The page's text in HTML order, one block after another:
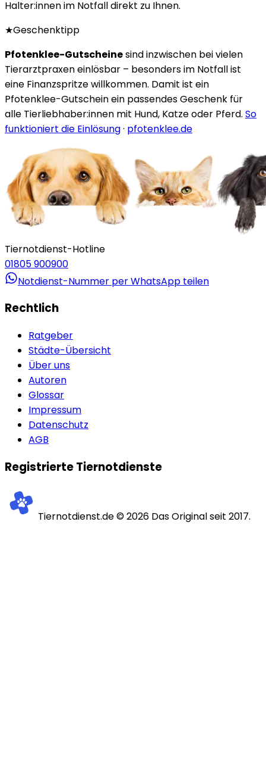
Halter:innen im Notfall direkt zu Ihnen.
★Geschenktipp
Pfotenklee-Gutscheinesind inzwischen bei vielen
Tierarztpraxen einlösbar – besonders im Notfall ist
eine Finanzspritze willkommen. Damit ist ein
Pfotenklee-Gutschein ein passendes Geschenk für
alle Tierliebhaber:innen mit Hund, Katze oder Pferd. So
funktioniert die Einlösung· pfotenklee.de
Tiernotdienst-Hotline
01805 900900
Notdienst-Nummer per WhatsApp teilen
Rechtlich
Ratgeber
Städte-Übersicht
Über uns
Autoren
Glossar
Impressum
Datenschutz
AGB
Registrierte Tiernotdienste
Tiernotdienst.de ©2026 Das Original seit 2017.